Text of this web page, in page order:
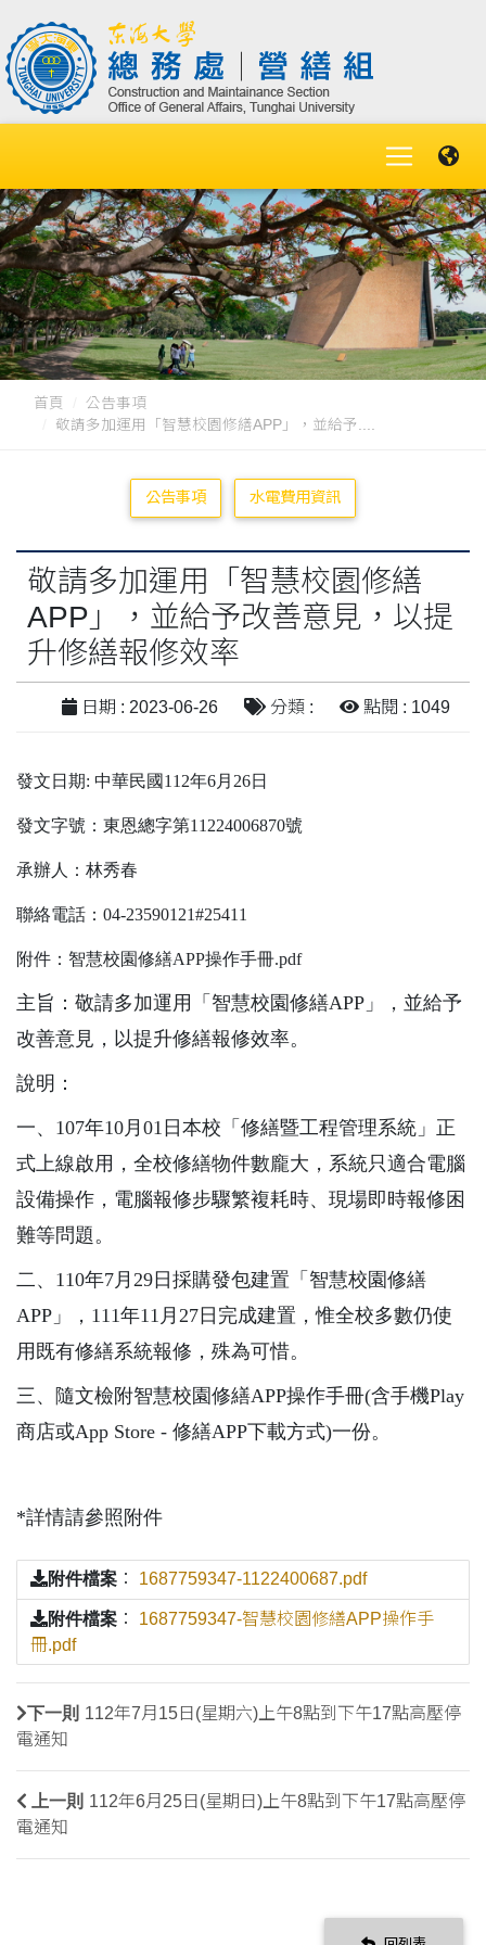
首頁
公告事項
敬請多加運用「智慧校園修繕APP」，並給予....
公告事項 水電費用資訊
敬請多加運用「智慧校園修繕
APP」，並給予改善意見，以提
升修繕報修效率
日期 : 2023-06-26 分類 : 點閱 : 1049
發文日期: 中華民國112年6月26日
發文字號：東恩總字第11224006870號
承辦人：林秀春
聯絡電話：04-23590121#25411
附件：智慧校園修繕APP操作手冊.pdf
主旨：敬請多加運用「智慧校園修繕APP」，並給予
改善意見，以提升修繕報修效率。
說明：
一、107年10月01日本校「修繕暨工程管理系統」正
式上線啟用，全校修繕物件數龐大，系統只適合電腦
設備操作，電腦報修步驟繁複耗時、現場即時報修困
難等問題。
二、110年7月29日採購發包建置「智慧校園修繕
APP」，111年11月27日完成建置，惟全校多數仍使
用既有修繕系統報修，殊為可惜。
三、隨文檢附智慧校園修繕APP操作手冊(含手機Play
商店或App Store - 修繕APP下載方式)一份。
*詳情請參照附件
附件檔案 ： 1687759347-1122400687.pdf
附件檔案 ： 1687759347-智慧校園修繕APP操作手
冊.pdf
下一則 112年7月15日(星期六)上午8點到下午17點高壓停
電通知
上一則 112年6月25日(星期日)上午8點到下午17點高壓停
電通知